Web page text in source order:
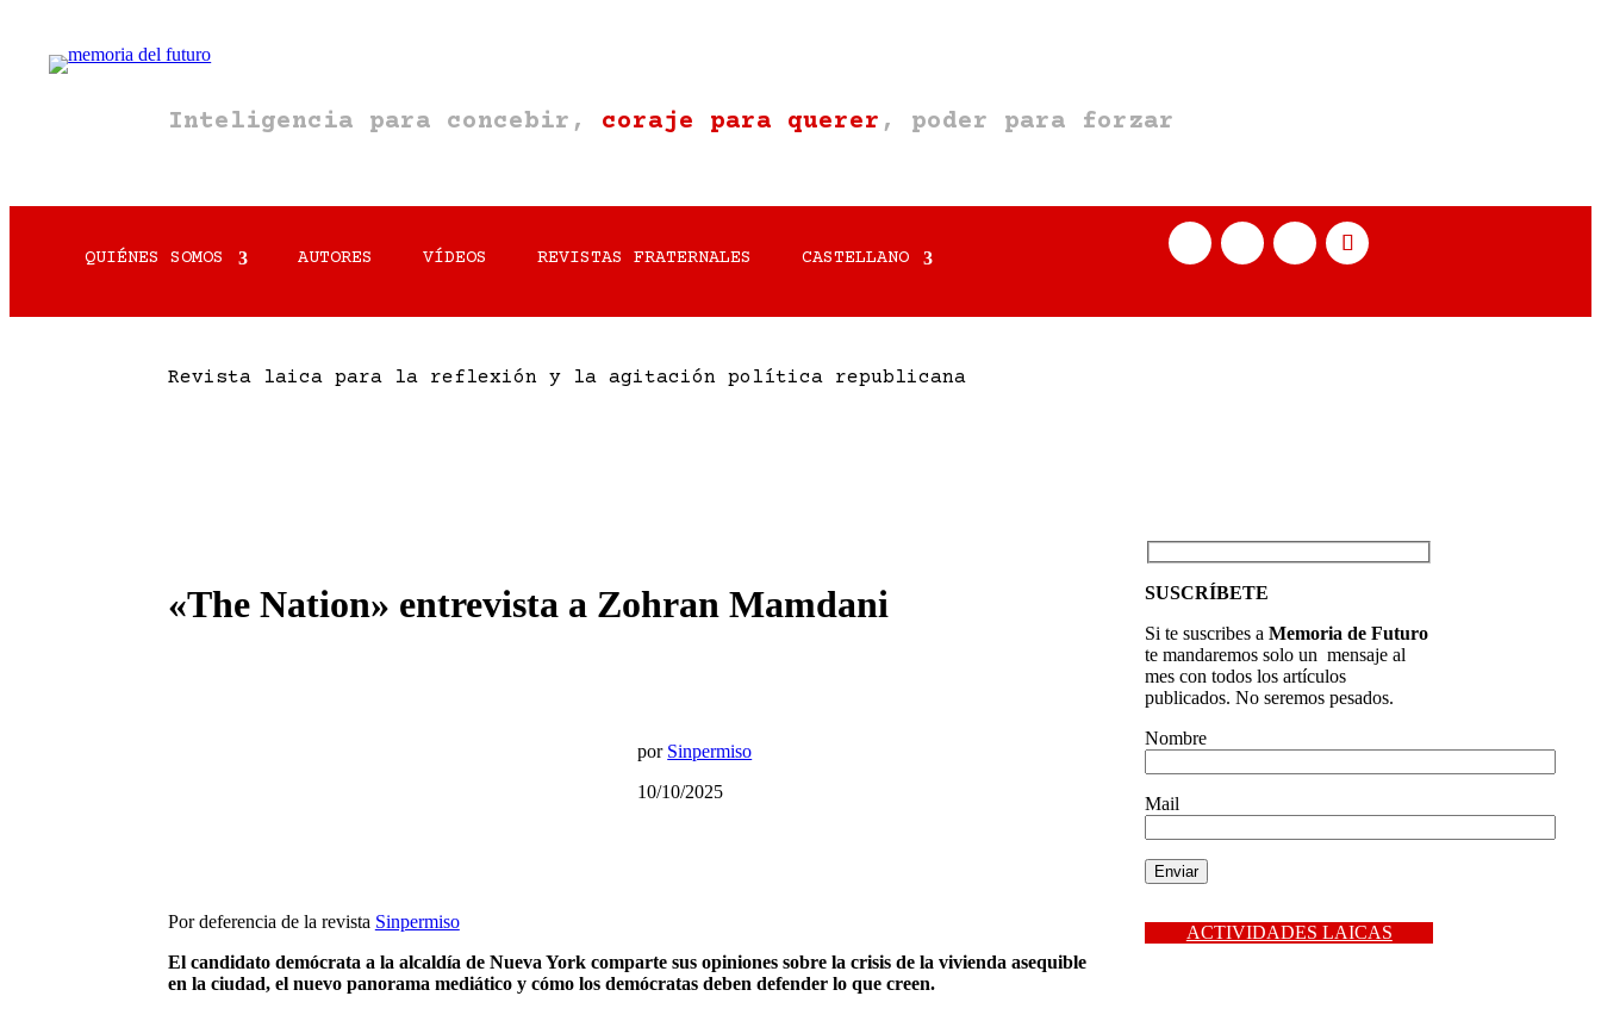
Inteligencia para concebir, coraje para querer , poder para forzar
QUIÉNES SOMOS AUTORES VÍDEOS REVISTAS FRATERNALES CASTELLANO
Revista laica para la reflexión y la agitación política republicana
«The Nation» entrevista a Zohran Mamdani
por Sinpermiso
10/10/2025
Por deferencia de la revista Sinpermiso
El candidato demócrata a la alcaldía de Nueva York comparte sus opiniones sobre la crisis de la vivienda asequible
en la ciudad, el nuevo panorama mediático y cómo los demócratas deben defender lo que creen.
SUSCRÍBETE
Si te suscribes aMemoria de Futuro
te mandaremos solo un mensaje al
mes con todos los artículos
publicados. No seremos pesados.
Nombre
Mail
ACTIVIDADES LAICAS